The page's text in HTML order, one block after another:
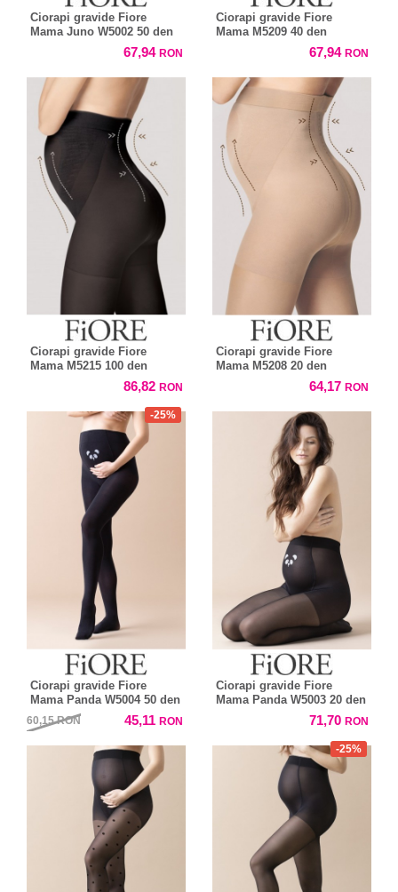
Ciorapi gravide Fiore
Mama Juno W5002 50 den
67,94 RON
Ciorapi gravide Fiore
Mama M5209 40 den
67,94 RON
Ciorapi gravide Fiore
Mama M5215 100 den
86,82 RON
Ciorapi gravide Fiore
Mama M5208 20 den
64,17 RON
-25%
Ciorapi gravide Fiore
Mama Panda W5004 50 den
60,15RON 45,11 RON
Ciorapi gravide Fiore
Mama Panda W5003 20 den
71,70 RON
-25%